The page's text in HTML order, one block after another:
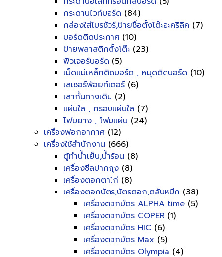
กระดานไวท์บอร์ด (84)
กล่องใส่โบรชัวร์,ป้ายชื่อตั้งโต๊ะอะคริลิค (7)
บอร์ดติดประกาศ (10)
ป้ายพลาสติกตั้งโต๊ะ (23)
ฟิวเจอร์บอร์ด (5)
เม็ดแม่เหล็กติดบอร์ด , หมุดติดบอร์ด (10)
เลเซอร์พ้อยท์เตอร์ (6)
เสากั้นทางเดิน (2)
แผ่นใส , กรอบแผ่นใส (7)
โฟมยาง , โฟมแผ่น (24)
เครื่องฟอกอากาศ (12)
เครื่องใช้สำนักงาน (666)
ตู้ทำน้ำเย็น,น้ำร้อน (8)
เครื่องซีลปากถุง (8)
เครื่องตอกตาไก่ (8)
เครื่องตอกบัตร,บัตรตอก,ตลับหมึก (38)
เครื่องตอกบัตร ALPHA time (5)
เครื่องตอกบัตร COPER (1)
เครื่องตอกบัตร HIC (6)
เครื่องตอกบัตร Max (5)
เครื่องตอกบัตร Olympia (4)